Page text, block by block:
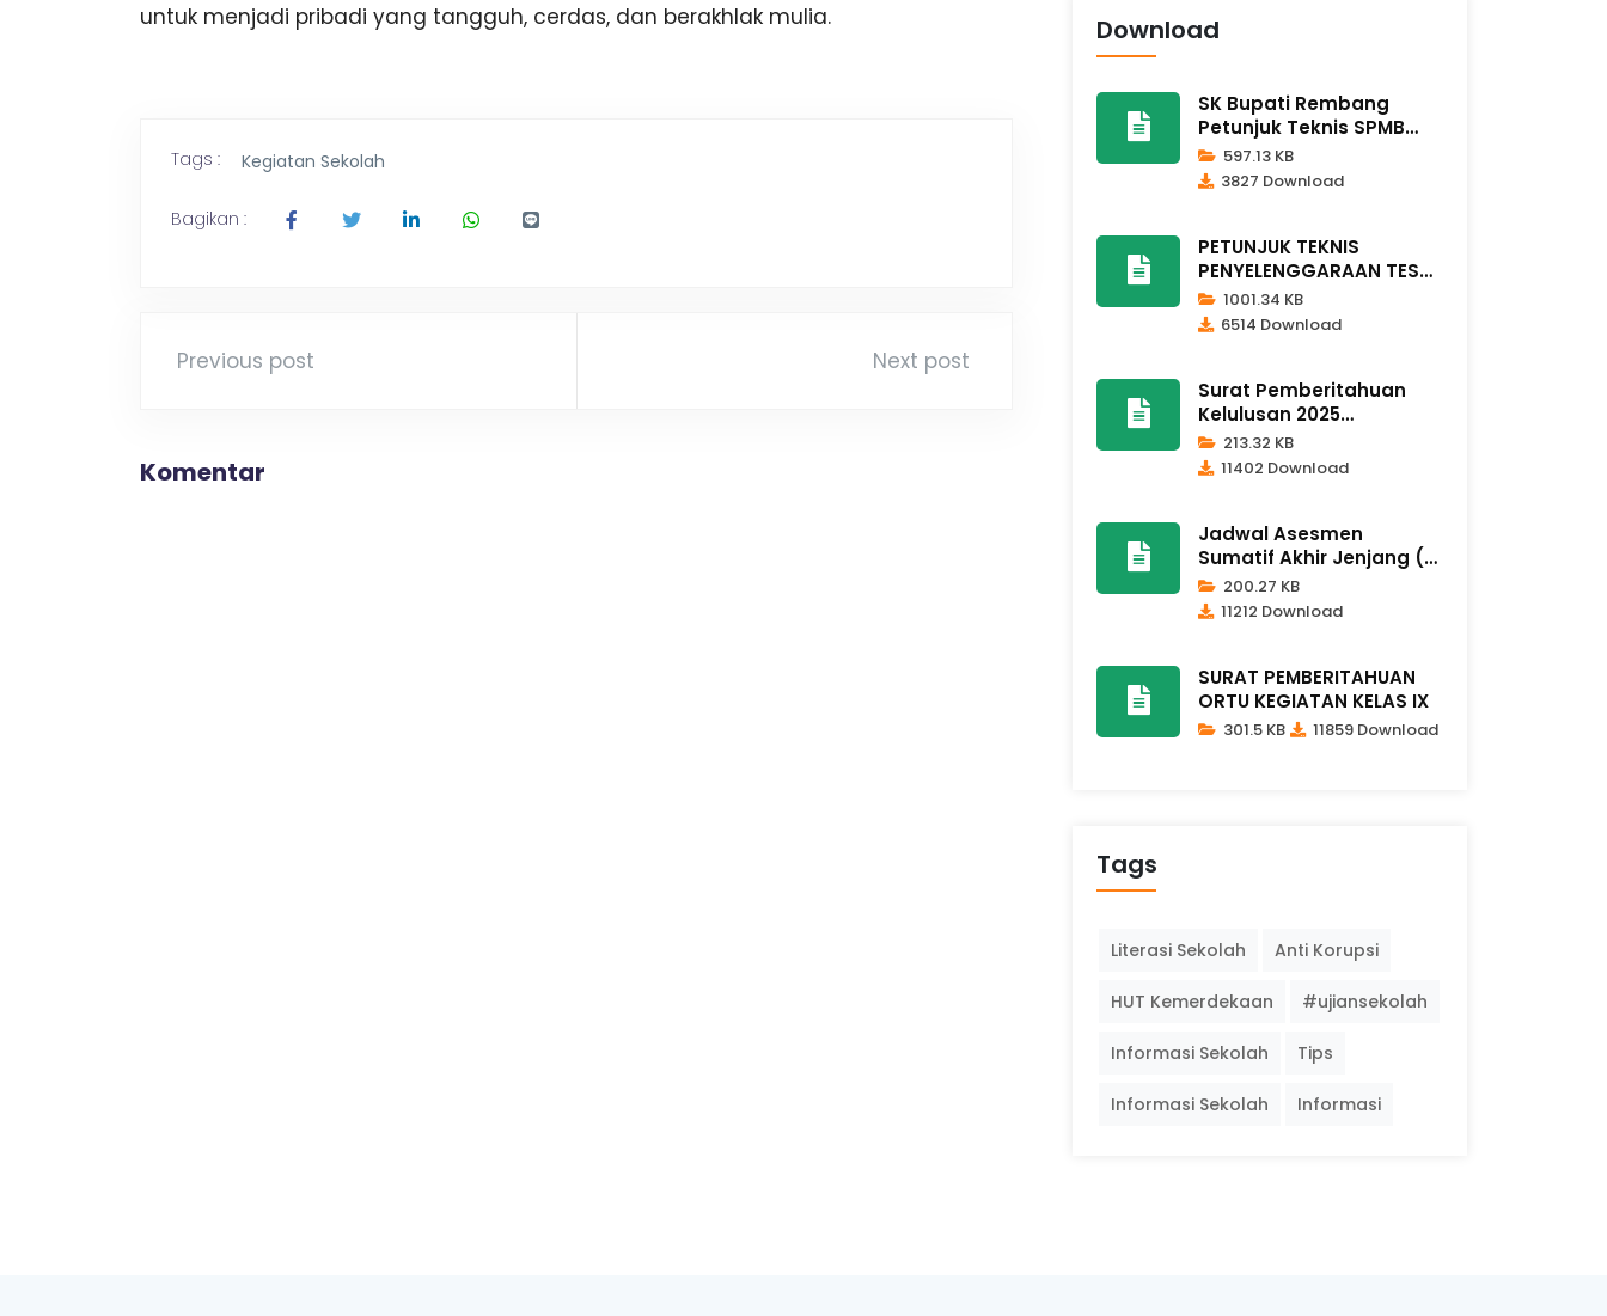
untuk menjadi pribadi yang tangguh, cerdas, dan berakhlak mulia.
Tags : Kegiatan Sekolah
Bagikan :
Previous post Next post
Komentar
Download
SK Bupati Rembang
Petunjuk Teknis SPMB
2026/2027
597.13 KB
3827 Download
PETUNJUK TEKNIS
PENYELENGGARAAN TES
KEMAMPUAN AKA..
1001.34 KB
6514 Download
Surat Pemberitahuan
Kelulusan 2025
Dindikpora Remb..
213.32 KB
11402 Download
Jadwal Asesmen
Sumatif Akhir Jenjang (
ASAJ ) Kela..
200.27 KB
11212 Download
SURAT PEMBERITAHUAN
ORTU KEGIATAN KELAS IX
301.5 KB 11859 Download
Tags
Literasi Sekolah Anti Korupsi
HUT Kemerdekaan #ujiansekolah
Informasi Sekolah Tips
Informasi Sekolah Informasi